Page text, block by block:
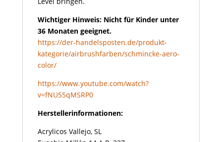
Wichtiger Hinweis: Nicht für Kinder unter
36 Monaten geeignet.
https://der-handelsposten.de/produkt-
kategorie/airbrushfarben/schmincke-aero-
color/
https://www.youtube.com/watch?
v=fNU55qMSRP0
Herstellerinformationen:
Acrylicos Vallejo, SL